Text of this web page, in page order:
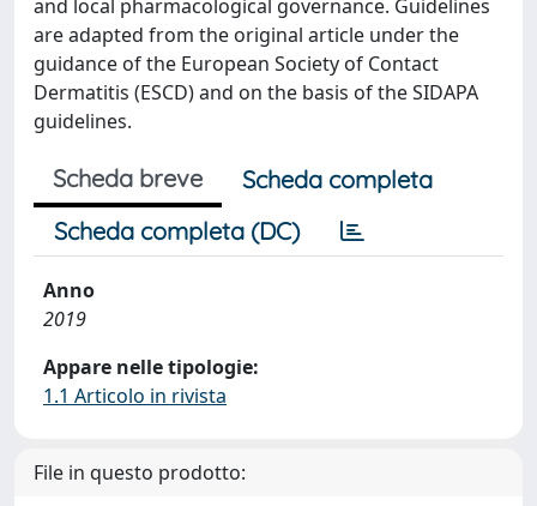
and local pharmacological governance. Guidelines
are adapted from the original article under the
guidance of the European Society of Contact
Dermatitis (ESCD) and on the basis of the SIDAPA
guidelines.
Scheda breve
Scheda completa
Scheda completa (DC)
Anno
2019
Appare nelle tipologie:
1.1 Articolo in rivista
File in questo prodotto: